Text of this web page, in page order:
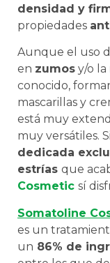
densidad y
propiedades
Aunque el uso
en zumos y/o la
conocido,
mascarillas y
está muy
muy versátiles.
dedicada
estrías que
Cosmetic sí
Somatoline
es un
un 86% de